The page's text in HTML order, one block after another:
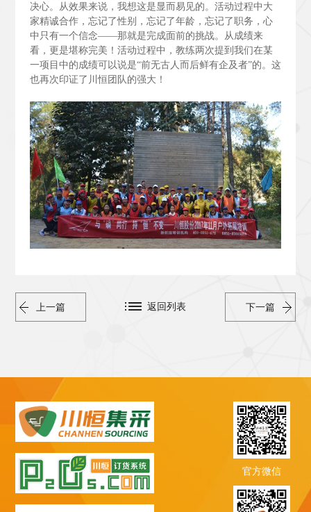
决心。从效果来说，我想这是显而易见的。活动过程中大
家精诚合作，忘记了性别，忘记了年龄，忘记了职务，心
中只有一个信念——那就是完成面前的挑战。从成绩来
看，更是堪称完美！活动过程中，教练两次提到我们在某
一项目中的成绩可以说是“前无古人而后鲜有企及者”的。这
也再次印证了川恒团队的强大！
上一篇 下一篇
返回列表
官方微信